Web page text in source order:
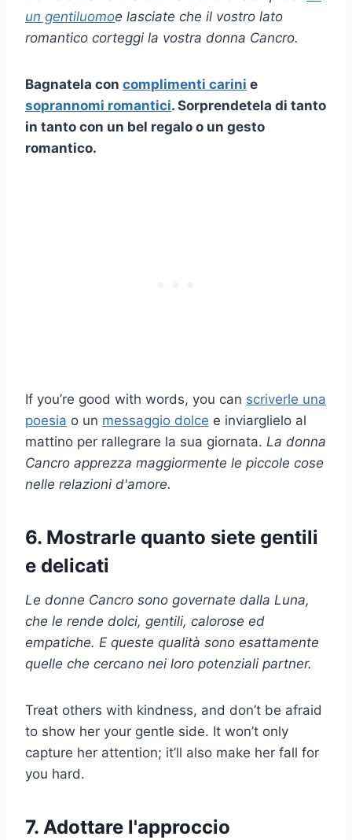
un gentiluomoe lasciate che il vostro lato
romantico corteggi la vostra donna Cancro.
Bagnatela con complimenti carini e
soprannomi romantici. Sorprendetela di tanto
in tanto con un bel regalo o un gesto
romantico.
If you’re good with words, you can scriverle una
poesia o un messaggio dolce e inviarglielo al
mattino per rallegrare la sua giornata. La donna
Cancro apprezza maggiormente le piccole cose
nelle relazioni d'amore.
6. Mostrarle quanto siete gentili
e delicati
Le donne Cancro sono governate dalla Luna,
che le rende dolci, gentili, calorose ed
empatiche. E queste qualità sono esattamente
quelle che cercano nei loro potenziali partner.
Treat others with kindness, and don’t be afraid
to show her your gentle side. It won’t only
capture her attention; it’ll also make her fall for
you hard.
7. Adottare l'approccio